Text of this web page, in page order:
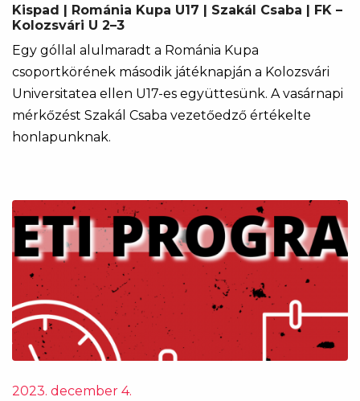
Kispad | Románia Kupa U17 | Szakál Csaba | FK –
Kolozsvári U 2–3
Egy góllal alulmaradt a Románia Kupa
csoportkörének második játéknapján a Kolozsvári
Universitatea ellen U17-es együttesünk. A vasárnapi
mérkőzést Szakál Csaba vezetőedző értékelte
honlapunknak.
2023. december 4.